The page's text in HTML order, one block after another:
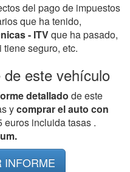
del pago de impuestos
que ha tenido,
- ITVque ha pasado,
seguro, etc.
este vehículo
detallado de este
ycomprar el auto con
euros incluida tasas .
INFORME